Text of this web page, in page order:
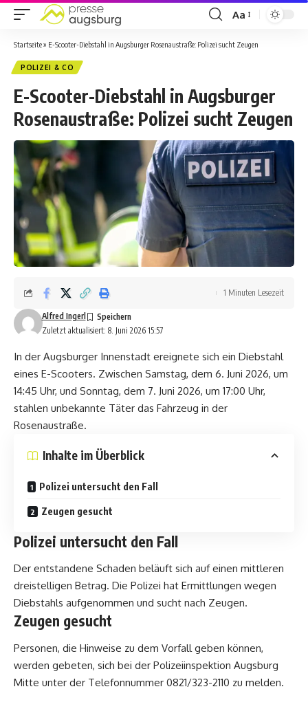
Aa
Startseite» E-Scooter-Diebstahl in Augsburger Rosenaustraße: Polizei sucht Zeugen
POLIZEI & CO
E-Scooter-Diebstahl in Augsburger
Rosenaustraße: Polizei sucht Zeugen
Zuletzt aktualisiert: 8. Juni 2026 15:57
Alfred Ingerl
1 Minuten Lesezeit
In der Augsburger Innenstadt ereignete sich ein Diebstahl
eines E-Scooters. Zwischen Samstag, dem 6. Juni 2026, um
14:45 Uhr, und Sonntag, dem 7. Juni 2026, um 17:00 Uhr,
stahlen unbekannte Täter das Fahrzeug in der
Rosenaustraße.
Inhalte im Überblick
Polizei untersucht den Fall
Zeugen gesucht
Polizei untersucht den Fall
Der entstandene Schaden beläuft sich auf einen mittleren
dreistelligen Betrag. Die Polizei hat Ermittlungen wegen
Diebstahls aufgenommen und sucht nach Zeugen.
Zeugen gesucht
Personen, die Hinweise zu dem Vorfall geben können,
werden gebeten, sich bei der Polizeiinspektion Augsburg
Mitte unter der Telefonnummer 0821/323-2110 zu melden.